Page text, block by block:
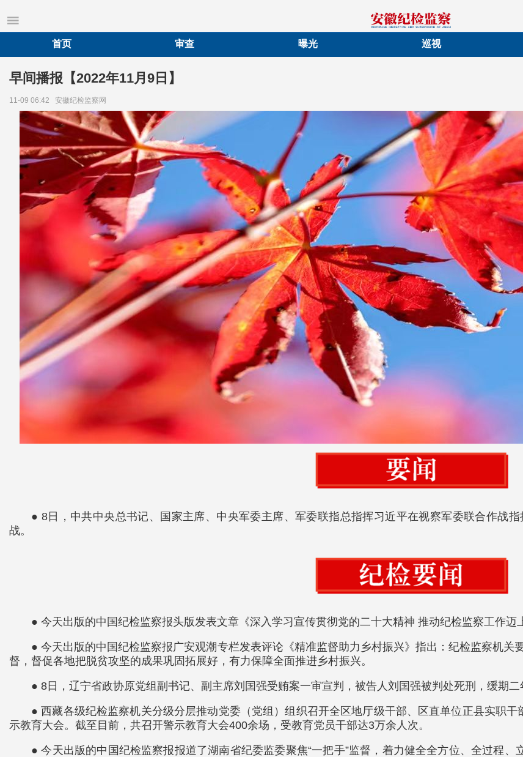
首页
审查 曝光 巡视
早间播报【2022年11月9日】
11-09 06:42 安徽纪检监察网
● 8日，中共中央总书记、国家主席、中央军委主席、军委联指总指挥习近平在视察军委联合作战
战。
● 今天出版的中国纪检监察报头版发表文章《深入学习宣传贯彻党的二十大精神 推动纪检监察工作迈
● 今天出版的中国纪检监察报广安观潮专栏发表评论《精准监督助力乡村振兴》指出：纪检监察机
督，督促各地把脱贫攻坚的成果巩固拓展好，有力保障全面推进乡村振兴。
● 8日，辽宁省政协原党组副书记、副主席刘国强受贿案一审宣判，被告人刘国强被判处死刑，缓期二
● 西藏各级纪检监察机关分级分层推动党委（党组）组织召开全区地厅级干部、区直单位正县实职
示教育大会。截至目前，共召开警示教育大会400余场，受教育党员干部达3万余人次。
● 今天出版的中国纪检监察报报道了湖南省纪委监委聚焦“一把手”监督，着力健全全方位、全过程